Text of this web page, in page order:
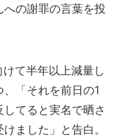
の謝罪の言葉を投
て半年以上減量し
「それを前日の1
てると実名で晒さ
ました」と告白。